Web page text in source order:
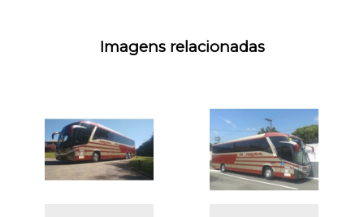
Imagens relacionadas